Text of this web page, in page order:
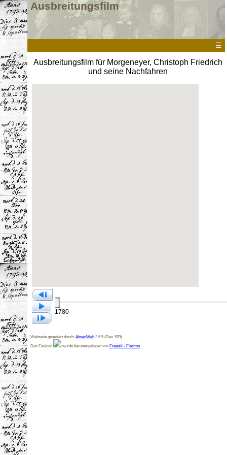
Ausbreitungsfilm
☰
Ausbreitungsfilm für Morgeneyer, Christoph Friedrich
und seine Nachfahren
1780
Webseite generiert durch: AhnenWeb 2.6.5 (Rev. 529)
Das Favicon
wurde heruntergeladen von Freepik - Flaticon